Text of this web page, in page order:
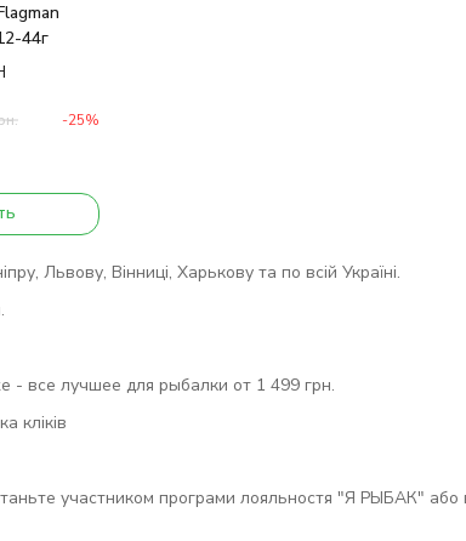
44г
-25%
Львову, Вінниці, Харькову та по всій Україні.
- все лучшее для рыбалки от 1 499 грн.
кліків
участником програми лояльностя "Я РЫБАК" або